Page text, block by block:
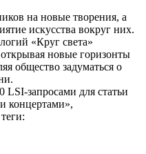
на новые творения, а
искусства вокруг них.
«Круг света»
новые горизонты
общество задуматься о
запросами для статьи
концертами»,